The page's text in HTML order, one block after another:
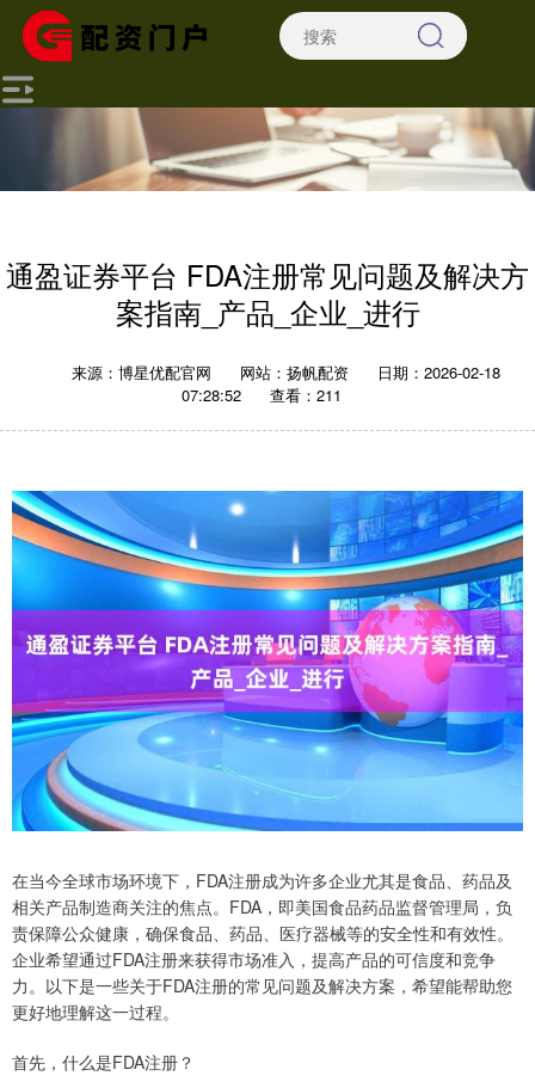
通盈证券平台 FDA注册常见问题及解决方
案指南_产品_企业_进行
来源：博星优配官网 网站：扬帆配资
日期：2026-02-18
07:28:52
查看：211
在当今全球市场环境下，FDA注册成为许多企业尤其是食品、药品及
相关产品制造商关注的焦点。FDA，即美国食品药品监督管理局，负
责保障公众健康，确保食品、药品、医疗器械等的安全性和有效性。
企业希望通过FDA注册来获得市场准入，提高产品的可信度和竞争
力。以下是一些关于FDA注册的常见问题及解决方案，希望能帮助您
更好地理解这一过程。
首先，什么是FDA注册？